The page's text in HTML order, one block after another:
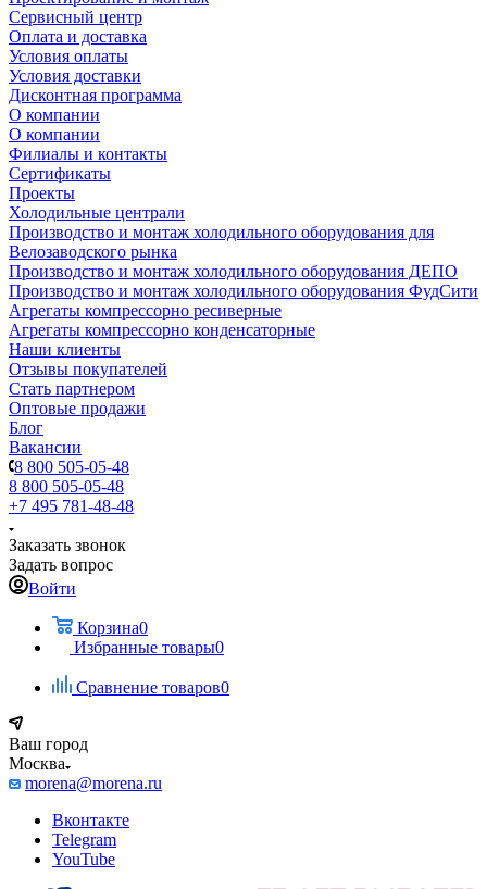
Сервисный центр
Оплата и доставка
Условия оплаты
Условия доставки
Дисконтная программа
О компании
О компании
Филиалы и контакты
Сертификаты
Проекты
Холодильные централи
Производство и монтаж холодильного оборудования для
Велозаводского рынка
Производство и монтаж холодильного оборудования ДЕПО
Производство и монтаж холодильного оборудования ФудСити
Агрегаты компрессорно ресиверные
Агрегаты компрессорно конденсаторные
Наши клиенты
Отзывы покупателей
Стать партнером
Оптовые продажи
Блог
Вакансии
8 800 505-05-48
8 800 505-05-48
+7 495 781-48-48
Заказать звонок
Задать вопрос
Войти
Корзина0
Избранные товары0
Сравнение товаров0
Ваш город
Москва
morena@morena.ru
Вконтакте
Telegram
YouTube